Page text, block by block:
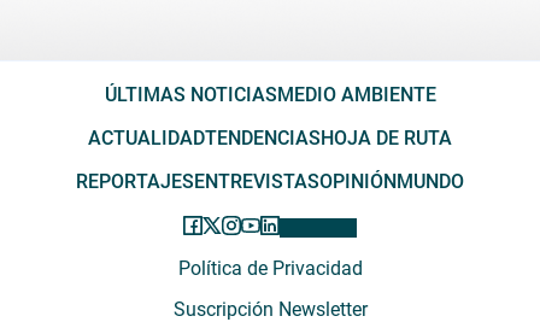
ÚLTIMAS NOTICIASMEDIO AMBIENTE
ACTUALIDADTENDENCIASHOJA DE RUTA
REPORTAJESENTREVISTASOPINIÓNMUNDO
Política de Privacidad
Suscripción Newsletter